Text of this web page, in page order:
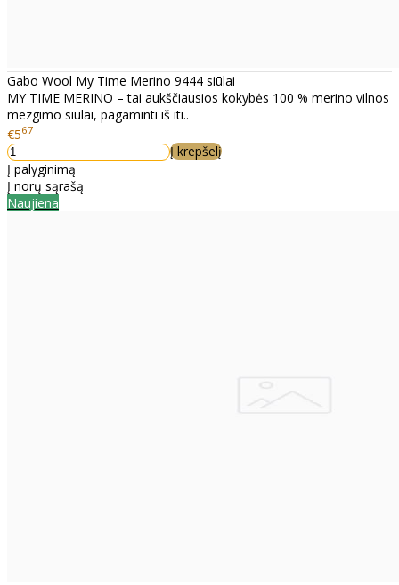
Gabo Wool My Time Merino 9444 siūlai
MY TIME MERINO – tai aukščiausios kokybės 100 % merino vilnos
mezgimo siūlai, pagaminti iš iti..
€567
Į krepšelį
Į palyginimą
Į norų sąrašą
Naujiena